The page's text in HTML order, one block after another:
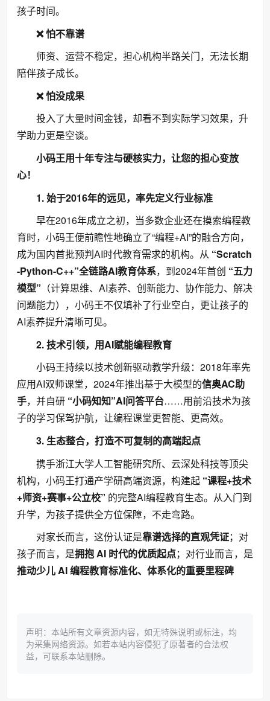
孩子时间。
❌怕不靠谱
师资、运营不稳定，担心机构半路关门，无法长期
陪伴孩子成长。
❌怕没成果
投入了大量时间金钱，却看不到实际学习效果，升
学助力更是空谈。
小码王用十年专注与硬核实力，让您的担心变放
心！
1. 始于2016年的远见，率先定义行业标准
早在2016年成立之初，当多数企业还在摸索编程教
育时，小码王便前瞻性地确立了“编程+AI”的融合方向，
成为国内首批预判AI时代教育需求的机构。从 “Scratch
-Python-C++”全链路AI教育体系，到2024年首创 “五力
模型” （计算思维、AI素养、创新能力、协作能力、解决
问题能力），小码王不仅填补了行业空白，更让孩子的
AI素养提升清晰可见。
2. 技术引领，用AI赋能编程教育
小码王持续以技术创新驱动教学升级：2018年率先
应用AI双师课堂，2024年推出基于大模型的信奥AC助
手，并自研 “小码知知”AI问答平台……用前沿技术为孩
子的学习保驾护航，让编程课堂更智能、更高效。
3. 生态整合，打造不可复制的高端起点
携手浙江大学人工智能研究所、云深处科技等顶尖
机构，小码王打通产学研高端资源，构建起 “课程+技术
+师资+赛事+公立校” 的完整AI编程教育生态。从入门到
升学，为孩子提供全方位保障，不走弯路。
对家长而言，这份认证是靠谱选择的直观凭证；对
孩子而言，是拥抱 AI 时代的优质起点；对行业而言，是
推动少儿 AI 编程教育标准化、体系化的重要里程碑
声明：本站所有文章资源内容，如无特殊说明或标注，均
为采集网络资源。如若本站内容侵犯了原著者的合法权
益，可联系本站删除。